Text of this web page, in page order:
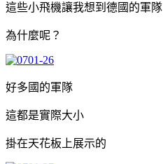
這些小飛機讓我想到德國的軍隊
為什麼呢？
好多國的軍隊
這都是實際大小
掛在天花板上展示的